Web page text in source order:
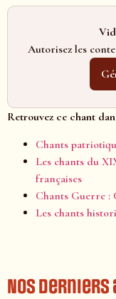
Autorisez les
Retrouvez ce chant
Chants
Les chants du
françaises
Chants Guerre :
Les chants
Nos